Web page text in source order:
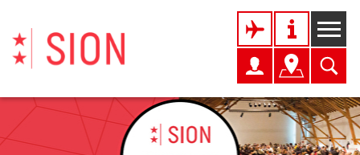
Kopfzeile
Inhalt